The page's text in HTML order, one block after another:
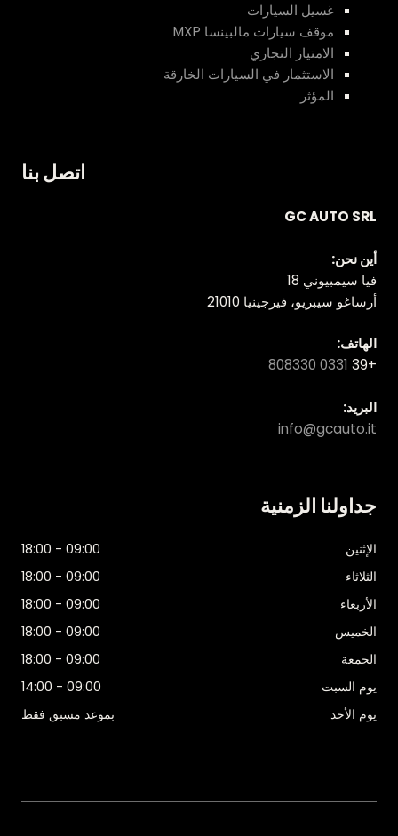
غسيل السيارات
موقف سيارات مالبينسا MXP
الامتياز التجاري
الاستثمار في السيارات الخارقة
المؤثر
اتصل بنا
GC AUTO SRL
أين نحن:
فيا سيمبيوني 18
أرساغو سيبريو، فيرجينيا 21010
الهاتف:
+39
0331 808330
البريد:
info@gcauto.it
جداولنا الزمنية
الإثنين
09:00 - 18:00
الثلاثاء
09:00 - 18:00
الأربعاء
09:00 - 18:00
الخميس
09:00 - 18:00
الجمعة
09:00 - 18:00
يوم السبت
09:00 - 14:00
يوم الأحد
بموعد مسبق فقط